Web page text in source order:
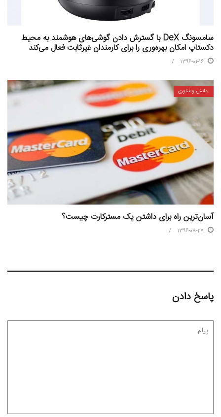
سامسونگ DeX با گسترش دادن گوشی‌های هوشمند به محیط
دکستاپ امکان بهره‌وری را برای کارمندان غیرثابت فعال می‌کند
1396-01-16
دانش و فناوری
آسان‌ترین راه برای داشتن یک مسترکارت چیست؟
1396-08-27
پاسخ دادن